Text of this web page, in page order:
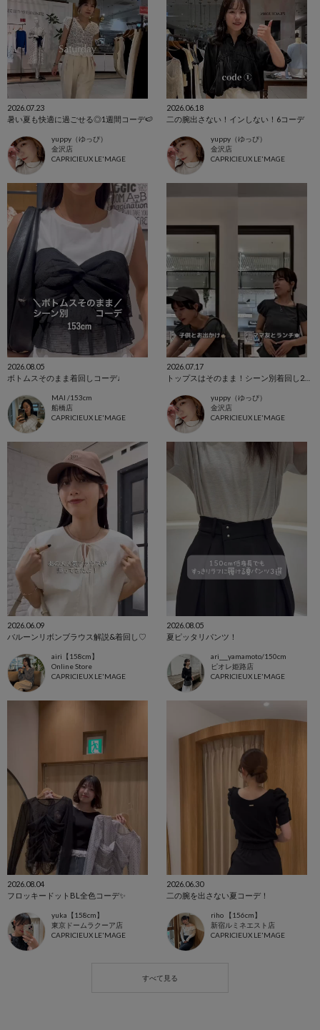
2026.07.23
暑い夏も快適に過ごせる◎1週間コーデ🍉
yuppy（ゆっぴ）
金沢店
CAPRICIEUX LE'MAGE
2026.06.18
二の腕出さない！インしない！6コーデ
yuppy（ゆっぴ）
金沢店
CAPRICIEUX LE'MAGE
2026.08.05
ボトムスそのまま着回しコーデ♩
MAI /153cm
船橋店
CAPRICIEUX LE'MAGE
2026.07.17
トップスはそのまま！シーン別着回し2コーデ⭐︎
yuppy（ゆっぴ）
金沢店
CAPRICIEUX LE'MAGE
2026.06.09
バルーンリボンブラウス解説&着回し♡
airi【158cm】
Online Store
CAPRICIEUX LE'MAGE
2026.08.05
夏ピッタリパンツ！
ari___yamamoto/150cm
ピオレ姫路店
CAPRICIEUX LE'MAGE
2026.08.04
フロッキードットBL全色コーデ✨️
yuka【158cm】
東京ドームラクーア店
CAPRICIEUX LE'MAGE
2026.06.30
二の腕を出さない夏コーデ！
riho 【156cm】
新宿ルミネエスト店
CAPRICIEUX LE'MAGE